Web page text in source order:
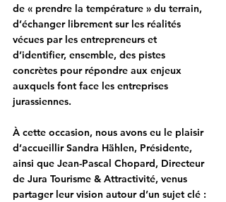
de « prendre la température » du terrain,
d’échanger librement sur les réalités
vécues par les entrepreneurs et
d’identifier, ensemble, des pistes
concrètes pour répondre aux enjeux
auxquels font face les entreprises
jurassiennes.
À cette occasion, nous avons eu le plaisir
d’accueillir Sandra Hählen, Présidente,
ainsi que Jean-Pascal Chopard, Directeur
de Jura Tourisme & Attractivité, venus
partager leur vision autour d’un sujet clé :